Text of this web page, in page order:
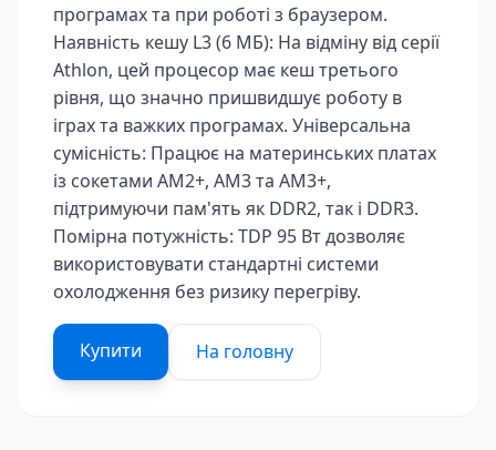
програмах та при роботі з браузером.
Наявність кешу L3 (6 МБ): На відміну від серії
Athlon, цей процесор має кеш третього
рівня, що значно пришвидшує роботу в
іграх та важких програмах. Універсальна
сумісність: Працює на материнських платах
із сокетами AM2+, AM3 та AM3+,
підтримуючи пам'ять як DDR2, так і DDR3.
Помірна потужність: TDP 95 Вт дозволяє
використовувати стандартні системи
охолодження без ризику перегріву.
Купити На головну